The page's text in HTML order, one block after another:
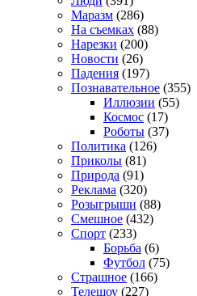
Маразм (286)
На съемках (88)
Нарезки (200)
Новости (26)
Падения (197)
Познавательное (355)
Иллюзии (55)
Космос (17)
Роботы (37)
Политика (126)
Приколы (81)
Природа (91)
Реклама (320)
Розыгрыши (88)
Смешное (432)
Спорт (233)
Борьба (6)
Футбол (75)
Страшное (166)
Телешоу (227)